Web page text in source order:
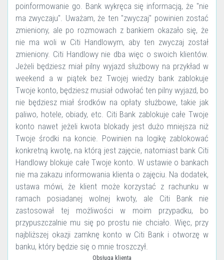
poinformowanie go. Bank wykręca się informacją, że "nie
ma zwyczaju". Uważam, że ten "zwyczaj" powinien zostać
zmieniony, ale po rozmowach z bankiem okazało się, że
nie ma woli w Citi Handlowym, aby ten zwyczaj został
zmieniony. Citi Handlowy nie dba więc o swoich klientów.
Jeżeli będziesz miał pilny wyjazd służbowy na przykład w
weekend a w piątek bez Twojej wiedzy bank zablokuje
Twoje konto, będziesz musiał odwołać ten pilny wyjazd, bo
nie będziesz miał środków na opłaty służbowe, takie jak
paliwo, hotele, obiady, etc. Citi Bank zablokuje całe Twoje
konto nawet jeżeli kwota blokady jest dużo mniejsza niż
Twoje środki na koncie. Powinien na logikę zablokować
konkretną kwotę, na którą jest zajęcie, natomiast bank Citi
Handlowy blokuje całe Twoje konto. W ustawie o bankach
nie ma zakazu informowania klienta o zajęciu. Na dodatek,
ustawa mówi, że klient może korzystać z rachunku w
ramach posiadanej wolnej kwoty, ale Citi Bank nie
zastosował tej możliwości w moim przypadku, bo
przypuszczalnie mu się po prostu nie chciało. Więc, przy
najbliższej okazji zamknę konto w Citi Bank i otworzę w
banku, który będzie się o mnie troszczył.
Obsługa klienta